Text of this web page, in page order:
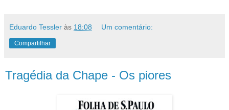
Eduardo Tessler às 18:08 Um comentário:
Compartilhar
Tragédia da Chape - Os piores